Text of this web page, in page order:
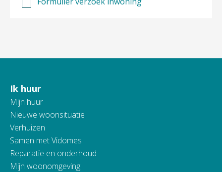
Contactinformatie
Ik huur
Mijn huur
Nieuwe woonsituatie
Verhuizen
Samen met Vidomes
Reparatie en onderhoud
Mijn woonomgeving